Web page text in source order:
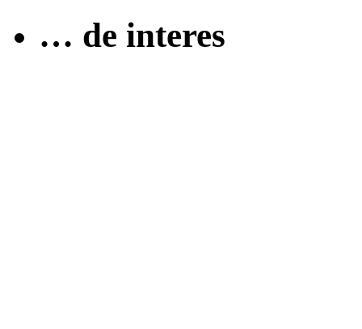
… de interes